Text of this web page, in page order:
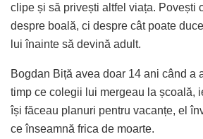
clipe și să privești altfel viața. Povești
despre boală, ci despre cât poate
lui înainte să devină adult.
Bogdan Biță avea doar 14 ani când a
timp ce colegii lui mergeau la școală,
își făceau planuri pentru vacanțe, el
ce înseamnă frica de moarte.